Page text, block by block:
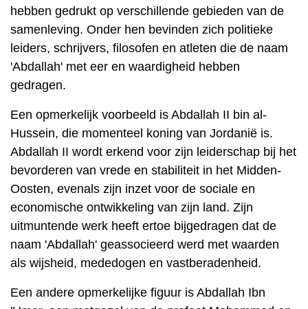
hebben gedrukt op verschillende gebieden van de
samenleving. Onder hen bevinden zich politieke
leiders, schrijvers, filosofen en atleten die de naam
'Abdallah' met eer en waardigheid hebben
gedragen.
Een opmerkelijk voorbeeld is Abdallah II bin al-
Hussein, die momenteel koning van Jordanië is.
Abdallah II wordt erkend voor zijn leiderschap bij het
bevorderen van vrede en stabiliteit in het Midden-
Oosten, evenals zijn inzet voor de sociale en
economische ontwikkeling van zijn land. Zijn
uitmuntende werk heeft ertoe bijgedragen dat de
naam 'Abdallah' geassocieerd werd met waarden
als wijsheid, mededogen en vastberadenheid.
Een andere opmerkelijke figuur is Abdallah Ibn